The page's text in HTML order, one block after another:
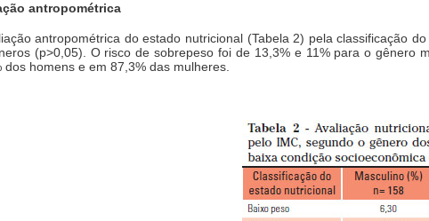
antropométrica
antropométrica do estado nutricional (Tabela 2) pela classificação
(p>0,05). O risco de sobrepeso foi de 13,3% e 11% para o gênero
dos homens e em 87,3% das mulheres.